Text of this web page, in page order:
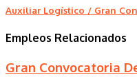
Auxiliar Logístico / Gran
Empleos Relacionados
Gran Convocatoria